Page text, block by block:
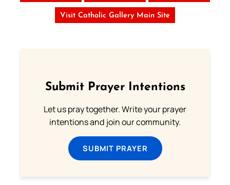
Visit Catholic Gallery Main Site
Submit Prayer Intentions
Let us pray together. Write your prayer
intentions and join our community.
SUBMIT PRAYER